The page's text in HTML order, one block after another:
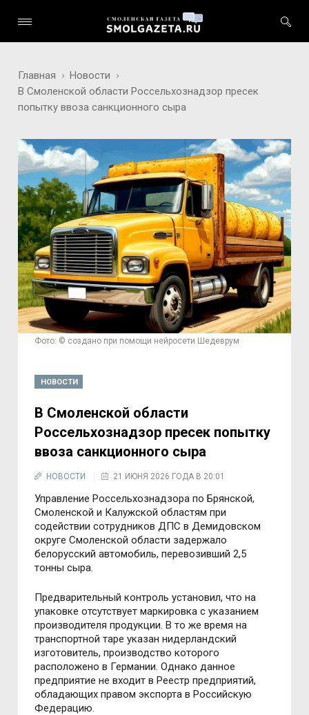
Главная
Новости
В Смоленской области Россельхознадзор пресек
попытку ввоза санкционного сыра
Фото: © создано при помощи нейросети Шедеврум
НОВОСТИ
В Смоленской области
Россельхознадзор пресек попытку
ввоза санкционного сыра
НОВОСТИ 21 ИЮНЯ 2026 ГОДА В 20:01
Управление Россельхознадзора по Брянской,
Смоленской и Калужской областям при
содействии сотрудников ДПС в Демидовском
округе Смоленской области задержало
белорусский автомобиль, перевозивший 2,5
тонны сыра.
Предварительный контроль установил, что на
упаковке отсутствует маркировка с указанием
производителя продукции. В то же время на
транспортной таре указан нидерландский
изготовитель, производство которого
расположено в Германии. Однако данное
предприятие не входит в Реестр предприятий,
обладающих правом экспорта в Российскую
Федерацию.